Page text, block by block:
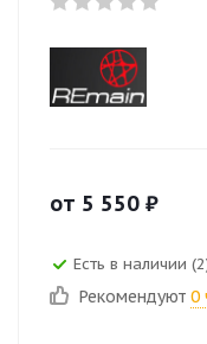
от 5 550 ₽
Есть в наличии
Рекомендуют 0